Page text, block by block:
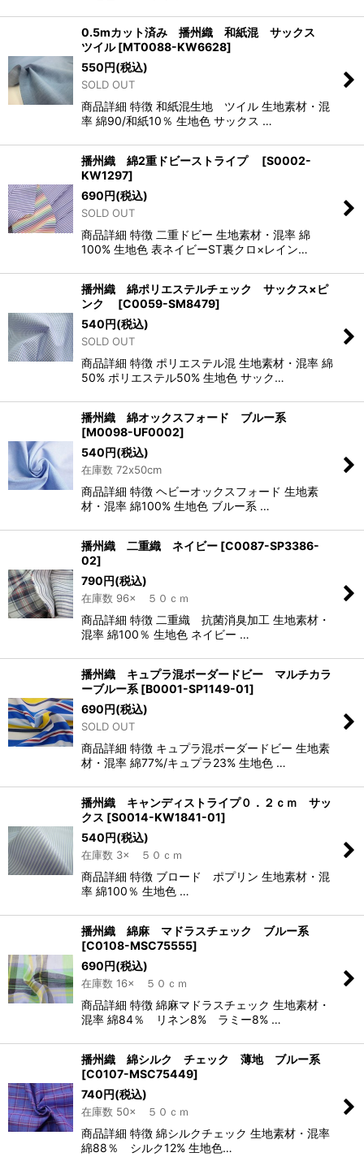
0.5mカット済み 播州織 和紙混 サックス
ツイル [MT0088-KW6628]
550円(税込)
SOLD OUT
商品詳細 特徴 和紙混生地 ツイル 生地素材・混
率 綿90/和紙10％ 生地色 サックス …
播州織 綿2重ドビーストライプ [S0002-
KW1297]
690円(税込)
SOLD OUT
商品詳細 特徴 二重ドビー 生地素材・混率 綿
100% 生地色 表ネイビーST裏クロ×レイン…
播州織 綿ポリエステルチェック サックス×ピ
ンク
[C0059-SM8479]
540円(税込)
SOLD OUT
商品詳細 特徴 ポリエステル混 生地素材・混率 綿
50% ポリエステル50% 生地色 サック…
播州織 綿オックスフォード ブルー系
[M0098-UF0002]
540円(税込)
在庫数 72x50cm
商品詳細 特徴 ヘビーオックスフォード 生地素
材・混率 綿100% 生地色 ブルー系 …
播州織 二重織 ネイビー [C0087-SP3386-
02]
790円(税込)
在庫数 96× ５０ｃｍ
商品詳細 特徴 二重織 抗菌消臭加工 生地素材・
混率 綿100％ 生地色 ネイビー …
播州織 キュプラ混ボーダードビー マルチカラ
ーブルー系 [B0001-SP1149-01]
690円(税込)
SOLD OUT
商品詳細 特徴 キュプラ混ボーダードビー 生地素
材・混率 綿77%/キュプラ23% 生地色 …
播州織 キャンディストライプ０．２ｃｍ サッ
クス [S0014-KW1841-01]
540円(税込)
在庫数 3× ５０ｃｍ
商品詳細 特徴 ブロード ポプリン 生地素材・混
率 綿100％ 生地色 …
播州織 綿麻 マドラスチェック ブルー系
[C0108-MSC75555]
690円(税込)
在庫数 16× ５０ｃｍ
商品詳細 特徴 綿麻マドラスチェック 生地素材・
混率 綿84％ リネン8% ラミー8% …
播州織 綿シルク チェック 薄地 ブルー系
[C0107-MSC75449]
740円(税込)
在庫数 50× ５０ｃｍ
商品詳細 特徴 綿シルクチェック 生地素材・混率
綿88％ シルク12% 生地色…